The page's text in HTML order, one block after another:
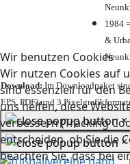
Wir benutzen Cookies
Wir nutzen Cookies auf
sind essenziell für den
uns helfen, diese
verbessern (Tracking
entscheiden, ob Sie die
beachten Sie, dass bei
1984
&
Download: Im Downloadpaket
EPS, PDF) und 3
×
×